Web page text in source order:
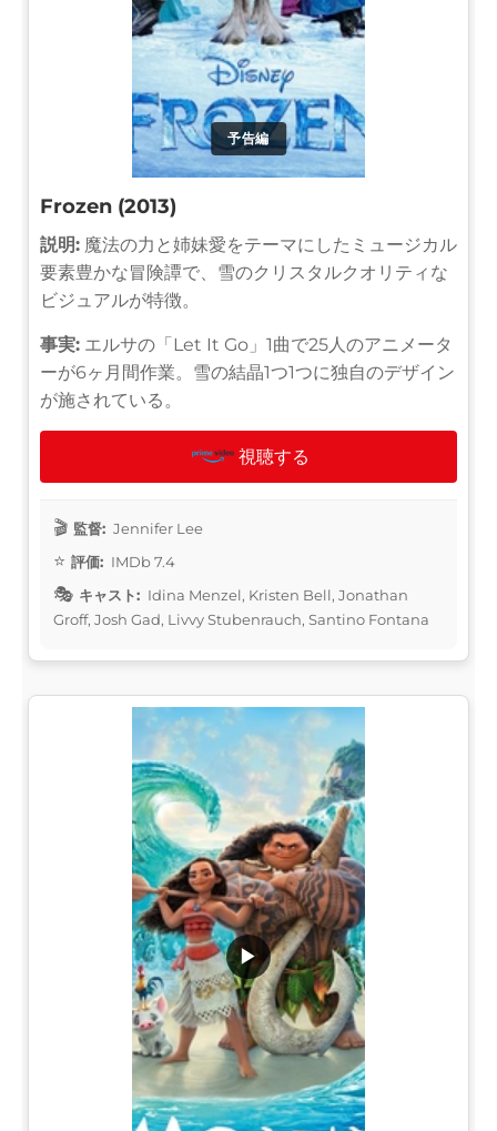
予告編
Frozen (2013)
説明: 魔法の力と姉妹愛をテーマにしたミュージカル
要素豊かな冒険譚で、雪のクリスタルクオリティな
ビジュアルが特徴。
事実: エルサの「Let It Go」1曲で25人のアニメータ
ーが6ヶ月間作業。雪の結晶1つ1つに独自のデザイン
が施されている。
視聴する
監督: Jennifer Lee
評価: IMDb 7.4
キャスト: Idina Menzel, Kristen Bell, Jonathan
Groff, Josh Gad, Livvy Stubenrauch, Santino Fontana
▶